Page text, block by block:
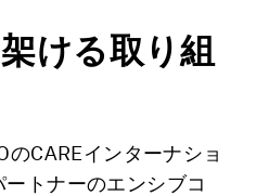
ける取り組
CAREインターナショ
トナーのエンシブコ